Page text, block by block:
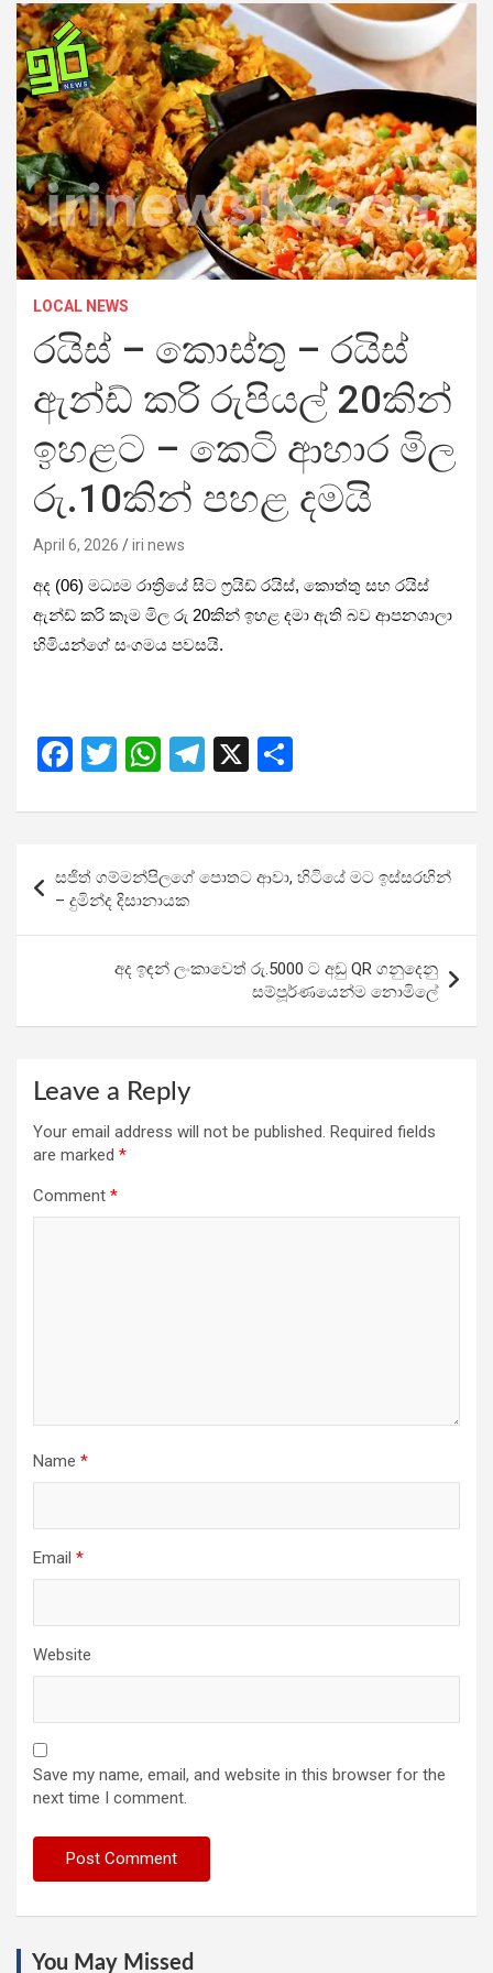
LOCAL NEWS
රයිස් – කොස්තු – රයිස්
ඇන්ඩ් කරි රුපියල් 20කින්
ඉහළට – කෙටි ආහාර මිල
රු.10කින් පහළ දමයි
April 6, 2026 iri news
අද (06) මධ්‍යම රාත්‍රියේ සිට ෆ්‍රයිඩ් රයිස්, කොත්තු සහ රයිස්
ඇන්ඩ් කරි කෑම මිල රු 20කින් ඉහළ දමා ඇති බව ආපනශාලා
හිමියන්ගේ සංගමය පවසයි.
F
ce
b
o
o
T
tt
er
W
at
A
p
p
T
e
a
m
X
ar
e
navigation
සජිත් ගම්මන්පිලගේ පොතට ආවා, හිටියේ මට ඉස්සරහින්
– දුමින්ද දිසානායක
අද ඉඳන් ලංකාවෙත් රු.5000 ට අඩු QR ගනුදෙනු
සම්පූර්ණයෙන්ම නොමිලේ
Leave a Reply
Your email address will not be published. Required fields
are marked *
Comment *
Name *
Email *
Website
Save my name, email, and website in this browser for the
next time I comment.
You May Missed